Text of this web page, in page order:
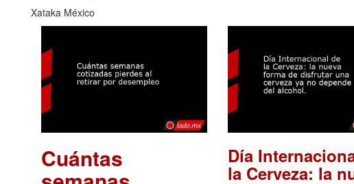
Xataka México
Cuántas Día
la Cerveza: la